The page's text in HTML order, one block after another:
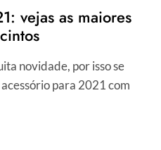
vejas as maiores
novidade, por isso se
para 2021 com